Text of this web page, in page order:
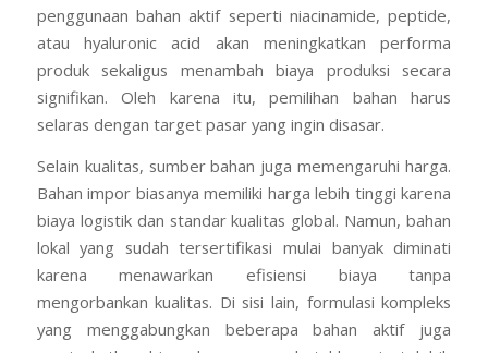
penggunaan bahan aktif seperti niacinamide, peptide,
atau hyaluronic acid akan meningkatkan performa
produk sekaligus menambah biaya produksi secara
signifikan. Oleh karena itu, pemilihan bahan harus
selaras dengan target pasar yang ingin disasar.
Selain kualitas, sumber bahan juga memengaruhi harga.
Bahan impor biasanya memiliki harga lebih tinggi karena
biaya logistik dan standar kualitas global. Namun, bahan
lokal yang sudah tersertifikasi mulai banyak diminati
karena menawarkan efisiensi biaya tanpa
mengorbankan kualitas. Di sisi lain, formulasi kompleks
yang menggabungkan beberapa bahan aktif juga